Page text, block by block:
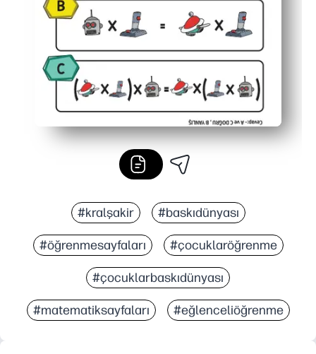
#kralşakir #baskıdünyası
#öğrenmesayfaları #çocuklaröğrenme
#çocuklarbaskıdünyası
#matematiksayfaları #eğlenceliöğrenme